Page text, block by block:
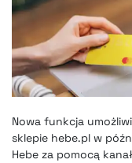
Nowa funkcja
sklepie hebe.pl w
Hebe za pomocą